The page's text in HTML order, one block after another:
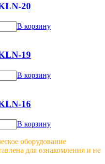
20
В корзину
19
В корзину
16
В корзину
оборудование
для ознакомления и не